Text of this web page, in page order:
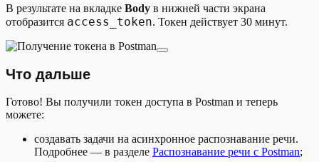
В результате на вкладке Body в нижней части экрана
отобразится access_token. Токен действует 30 минут.
Что дальше
Готово! Вы получили токен доступа в Postman и теперь
можете:
создавать задачи на асинхронное распознавание речи.
Подробнее — в разделе Распознавание речи с Postman;